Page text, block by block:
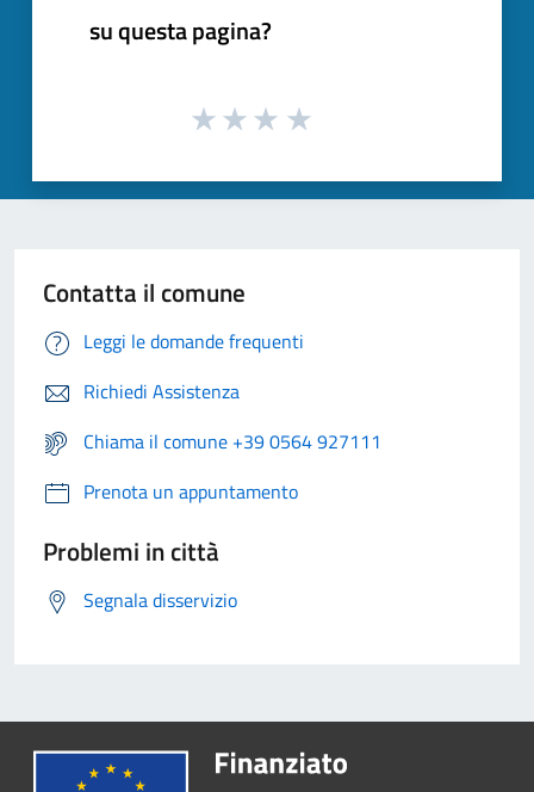
su questa pagina?
Contatta il comune
Leggi le domande frequenti
Richiedi Assistenza
Chiama il comune +39 0564 927111
Prenota un appuntamento
Problemi in città
Segnala disservizio